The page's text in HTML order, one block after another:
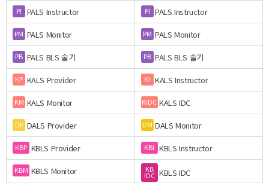
PI PALS Instructor PI PALS Instructor
PM PALS Monitor PM PALS Monitor
PB PALS BLS 술기 PB PALS BLS 술기
KP KALS Provider KI KALS Instructor
KM KALS Monitor KIDC KALS IDC
DP DALS Provider DM DALS Monitor
KBP KBLS Provider KBI KBLS Instructor
KBM KBLS Monitor KB
IDC KBLS IDC